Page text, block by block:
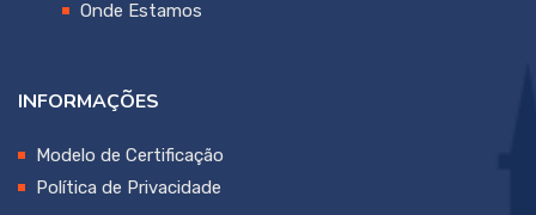
Onde Estamos
INFORMAÇÕES
Modelo de Certificação
Política de Privacidade